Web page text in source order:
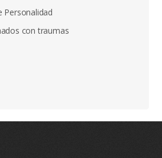
Personalidad
con traumas